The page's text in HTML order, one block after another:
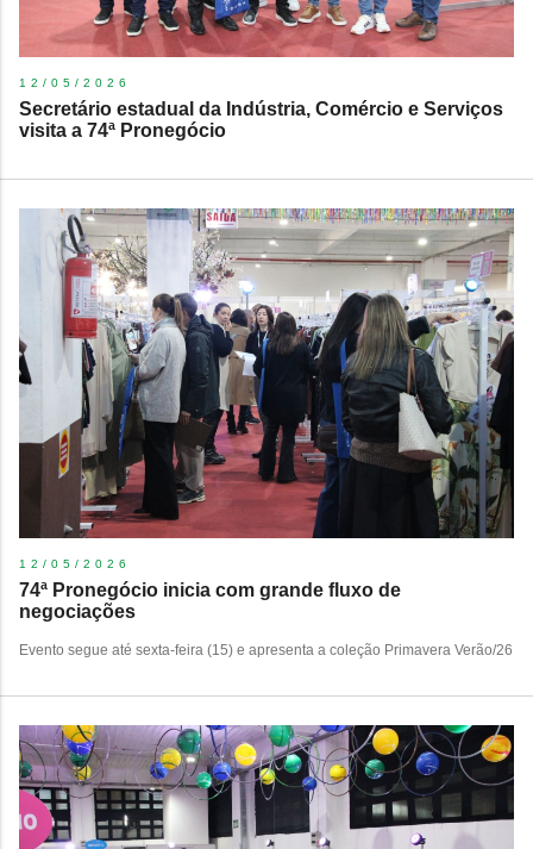
12/05/2026
Secretário estadual da Indústria, Comércio e Serviços
visita a 74ª Pronegócio
12/05/2026
74ª Pronegócio inicia com grande fluxo de
negociações
Evento segue até sexta-feira (15) e apresenta a coleção Primavera Verão/26